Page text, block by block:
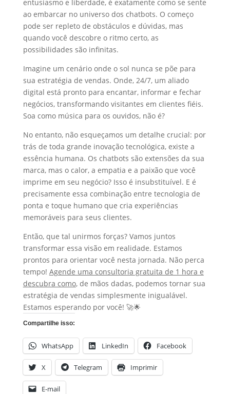
entusiasmo e liberdade, é exatamente como se sente
ao embarcar no universo dos chatbots. O começo
pode ser repleto de obstáculos e dúvidas, mas
quando você descobre o ritmo certo, as
possibilidades são infinitas.
Imagine um cenário onde o sol nunca se põe para
sua estratégia de vendas. Onde, 24/7, um aliado
digital está pronto para encantar, informar e fechar
negócios, transformando visitantes em clientes fiéis.
Soa como música para os ouvidos, não é?
No entanto, não esqueçamos um detalhe crucial: por
trás de toda grande inovação tecnológica, existe a
essência humana. Os chatbots são extensões da sua
marca, mas o calor, a empatia e a paixão que você
imprime em seu negócio? Isso é insubstituível. E é
precisamente essa combinação entre tecnologia de
ponta e toque humano que cria experiências
memoráveis para seus clientes.
Então, que tal unirmos forças? Vamos juntos
transformar essa visão em realidade. Estamos
prontos para orientar você nesta jornada. Não perca
tempo! Agende uma consultoria gratuita de 1 hora e
descubra como, de mãos dadas, podemos tornar sua
estratégia de vendas simplesmente inigualável.
Estamos esperando por você! 🚀🌟
Compartilhe isso:
WhatsApp LinkedIn Facebook
X Telegram Imprimir
E-mail